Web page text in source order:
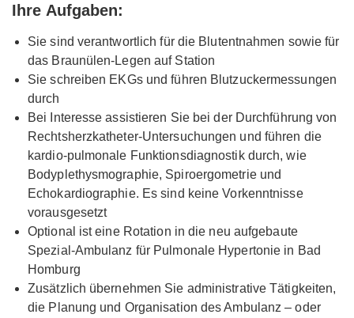
Ihre Aufgaben:
Sie sind verantwortlich für die Blutentnahmen sowie für
das Braunülen-Legen auf Station
Sie schreiben EKGs und führen Blutzuckermessungen
durch
Bei Interesse assistieren Sie bei der Durchführung von
Rechtsherzkatheter-Untersuchungen und führen die
kardio-pulmonale Funktionsdiagnostik durch, wie
Bodyplethysmographie, Spiroergometrie und
Echokardiographie. Es sind keine Vorkenntnisse
vorausgesetzt
Optional ist eine Rotation in die neu aufgebaute
Spezial-Ambulanz für Pulmonale Hypertonie in Bad
Homburg
Zusätzlich übernehmen Sie administrative Tätigkeiten,
die Planung und Organisation des Ambulanz – oder